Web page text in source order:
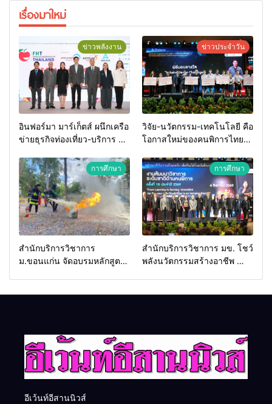
เรื่องมาใหม่
ข่าวพลังงาน
อินฟอร์มา มาร์เก็ตส์ ผนึกเครือ
ข่ายธุรกิจท่องเที่ยว-บริการ จัด
2026 เชื่อม 4 งานใหญ่ สร้าง
โอกาสธุรกิจครบวงจร ด้วย
ครับ
ข่าวประจำวัน
วิจัย-นวัตกรรม-เทคโนโลยี คือ
โอกาสใหม่ของคนพิการไทย
ประเทศ
การศึกษา
สำนักบริการวิชาการ
ม.ขอนแก่น จัดอบรมหลักสูตร
การศึกษา
สำนักบริการวิชาการ มข. โชว์
พลังนวัตกรรมสร้างอาชีพ นำ
อีเว้นท์อีสานนิวส์